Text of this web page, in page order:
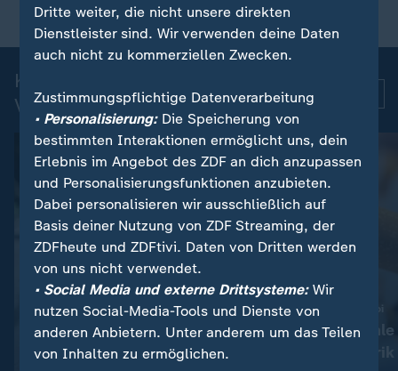
Kurznachrichten: Aktuelle
Videos
Nachfahre von Escobars Nilpferden:
Kolumbien: Mutterloses
Hippo-Baby gerettet
Zoll-Fund in Charleroi
Belgien: Illegale
Dritte weiter, die nicht unsere direkten
Dienstleister sind. Wir verwenden deine Daten
auch nicht zu kommerziellen Zwecken.
Zustimmungspflichtige Datenverarbeitung
• Personalisierung:Die Speicherung von
bestimmten Interaktionen ermöglicht uns, dein
Erlebnis im Angebot des ZDF an dich anzupassen
und Personalisierungsfunktionen anzubieten.
Dabei personalisieren wir ausschließlich auf
Basis deiner Nutzung von ZDF Streaming, der
ZDFheute und ZDFtivi. Daten von Dritten werden
von uns nicht verwendet.
• Social Media und externe Drittsysteme:Wir
nutzen Social-Media-Tools und Dienste von
anderen Anbietern. Unter anderem um das Teilen
von Inhalten zu ermöglichen.